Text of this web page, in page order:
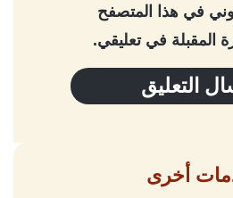
في هذا المتصفح
المقبلة في تعليقي.
أخرى